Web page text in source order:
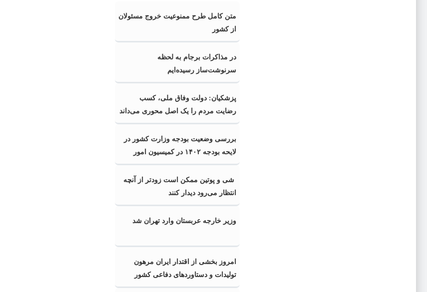
متن کامل طرح ممنوعیت خروج مسئولان
از کشور
در مذاکرات برجام به لحظه
سرنوشت‌ساز رسیده‌ایم
پزشکیان: دولت وفاق ملی، کسب
رضایت مردم را یک اصل محوری می‌داند
بررسی وضعیت بودجه وزارت کشور در
لایحه بودجه ۱۴۰۲ در کمیسیون امور
داخلی
شی و پوتین ممکن است زودتر از آنچه
انتظار می‌رود دیدار کنند
وزیر خارجه عربستان وارد تهران شد
امروز بخشی از اقتدار ایران مرهون
تولیدات و دستاوردهای دفاعی کشور
است